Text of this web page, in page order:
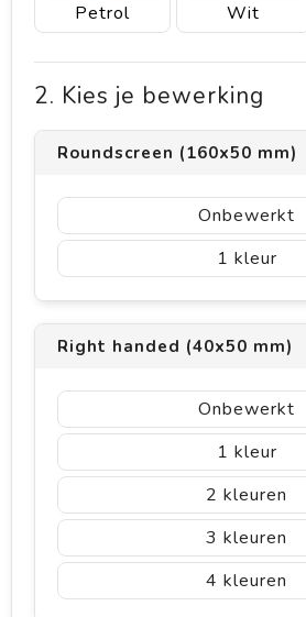
Petrol Wit
2. Kies je bewerking
Roundscreen (160x50 mm)
Onbewerkt
1
Right handed (40x50 mm)
Onbewerkt
1
2
3
4